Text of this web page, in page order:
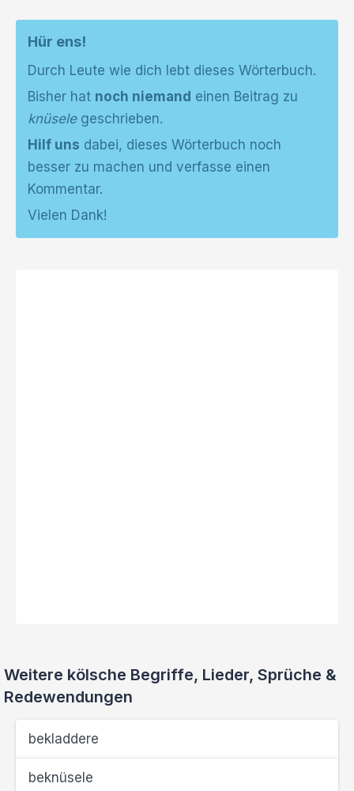
Hür ens!
Durch Leute wie dich lebt dieses Wörterbuch.
Bisher hat noch niemand einen Beitrag zu
knüselegeschrieben.
Hilf uns dabei, dieses Wörterbuch noch
besser zu machen und verfasse einen
Kommentar.
Vielen Dank!
Weitere kölsche Begriffe, Lieder, Sprüche &
Redewendungen
bekladdere
beknüsele